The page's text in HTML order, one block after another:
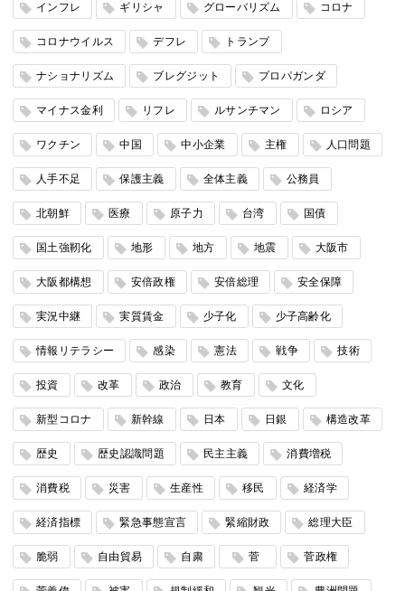
インフレ ギリシャ グローバリズム コロナ
コロナウイルス デフレ トランプ
ナショナリズム ブレグジット プロパガンダ
マイナス金利 リフレ ルサンチマン ロシア
ワクチン 中国 中小企業 主権 人口問題
人手不足 保護主義 全体主義 公務員
北朝鮮 医療 原子力 台湾 国債
国土強靭化 地形 地方 地震 大阪市
大阪都構想 安倍政権 安倍総理 安全保障
実況中継 実質賃金 少子化 少子高齢化
情報リテラシー 感染 憲法 戦争 技術
投資 改革 政治 教育 文化
新型コロナ 新幹線 日本 日銀 構造改革
歴史 歴史認識問題 民主主義 消費増税
消費税 災害 生産性 移民 経済学
経済指標 緊急事態宣言 緊縮財政 総理大臣
脆弱 自由貿易 自粛 菅 菅政権